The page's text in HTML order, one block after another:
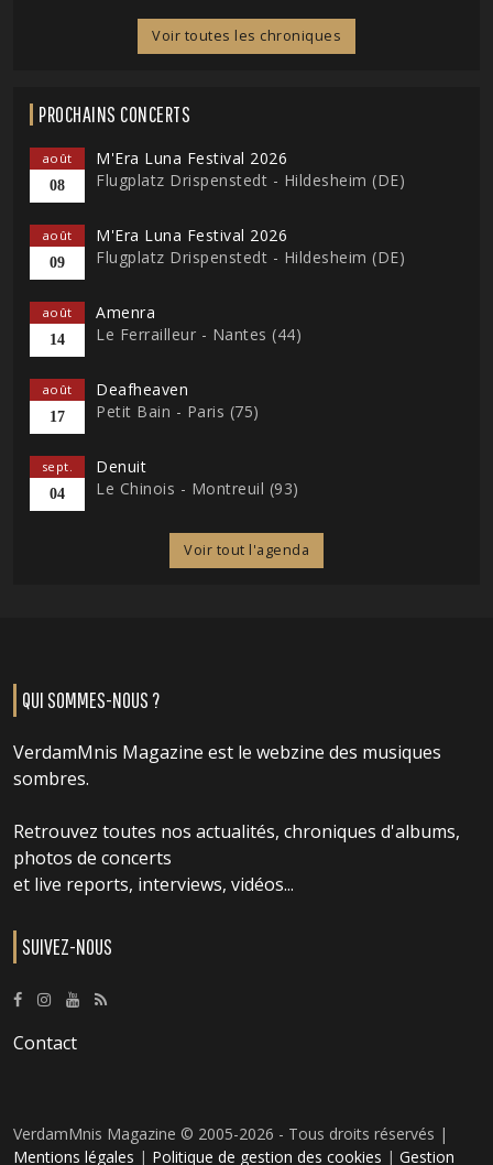
Voir toutes les chroniques
PROCHAINS CONCERTS
août
08
M'Era Luna Festival 2026
Flugplatz Drispenstedt - Hildesheim (DE)
août
09
M'Era Luna Festival 2026
Flugplatz Drispenstedt - Hildesheim (DE)
août
14
Amenra
Le Ferrailleur - Nantes (44)
août
17
Deafheaven
Petit Bain - Paris (75)
sept.
04
Denuit
Le Chinois - Montreuil (93)
Voir tout l'agenda
QUI SOMMES-NOUS ?
VerdamMnis Magazine est le webzine des musiques
sombres.
Retrouvez toutes nos actualités, chroniques d'albums,
photos de concerts
et live reports, interviews, vidéos...
SUIVEZ-NOUS
Contact
VerdamMnis Magazine © 2005-2026 - Tous droits réservés |
Mentions légales | Politique de gestion des cookies | Gestion